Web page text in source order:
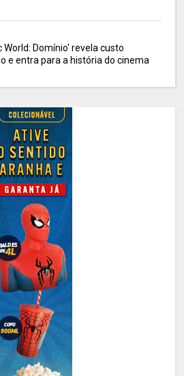
World: Domínio' revela custo
e entra para a história do cinema